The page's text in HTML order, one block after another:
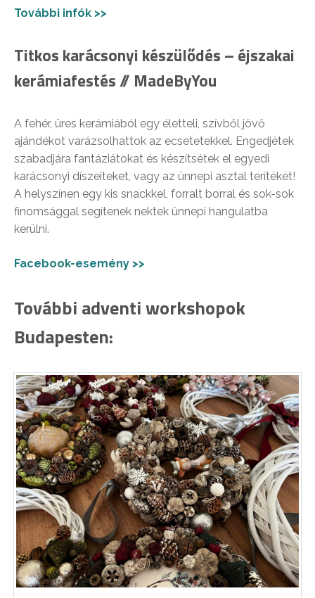
További infók >>
Titkos karácsonyi készülődés – éjszakai
kerámiafestés // MadeByYou
A fehér, üres kerámiából egy életteli, szívből jövő
ajándékot varázsolhattok az ecsetetekkel. Engedjétek
szabadjára fantáziátokat és készítsétek el egyedi
karácsonyi díszeiteket, vagy az ünnepi asztal terítékét!
A helyszínen egy kis snackkel, forralt borral és sok-sok
finomsággal segítenek nektek ünnepi hangulatba
kerülni.
Facebook-esemény >>
További adventi workshopok
Budapesten: